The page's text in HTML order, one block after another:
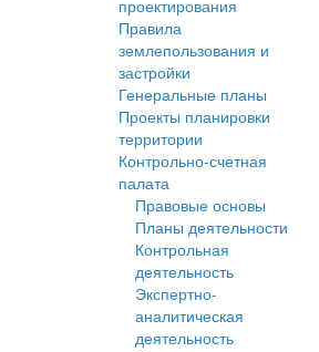
проектирования
Правила
землепользования и
застройки
Генеральные планы
Проекты планировки
территории
Контрольно-счетная
палата
Правовые основы
Планы деятельности
Контрольная
деятельность
Экспертно-
аналитическая
деятельность